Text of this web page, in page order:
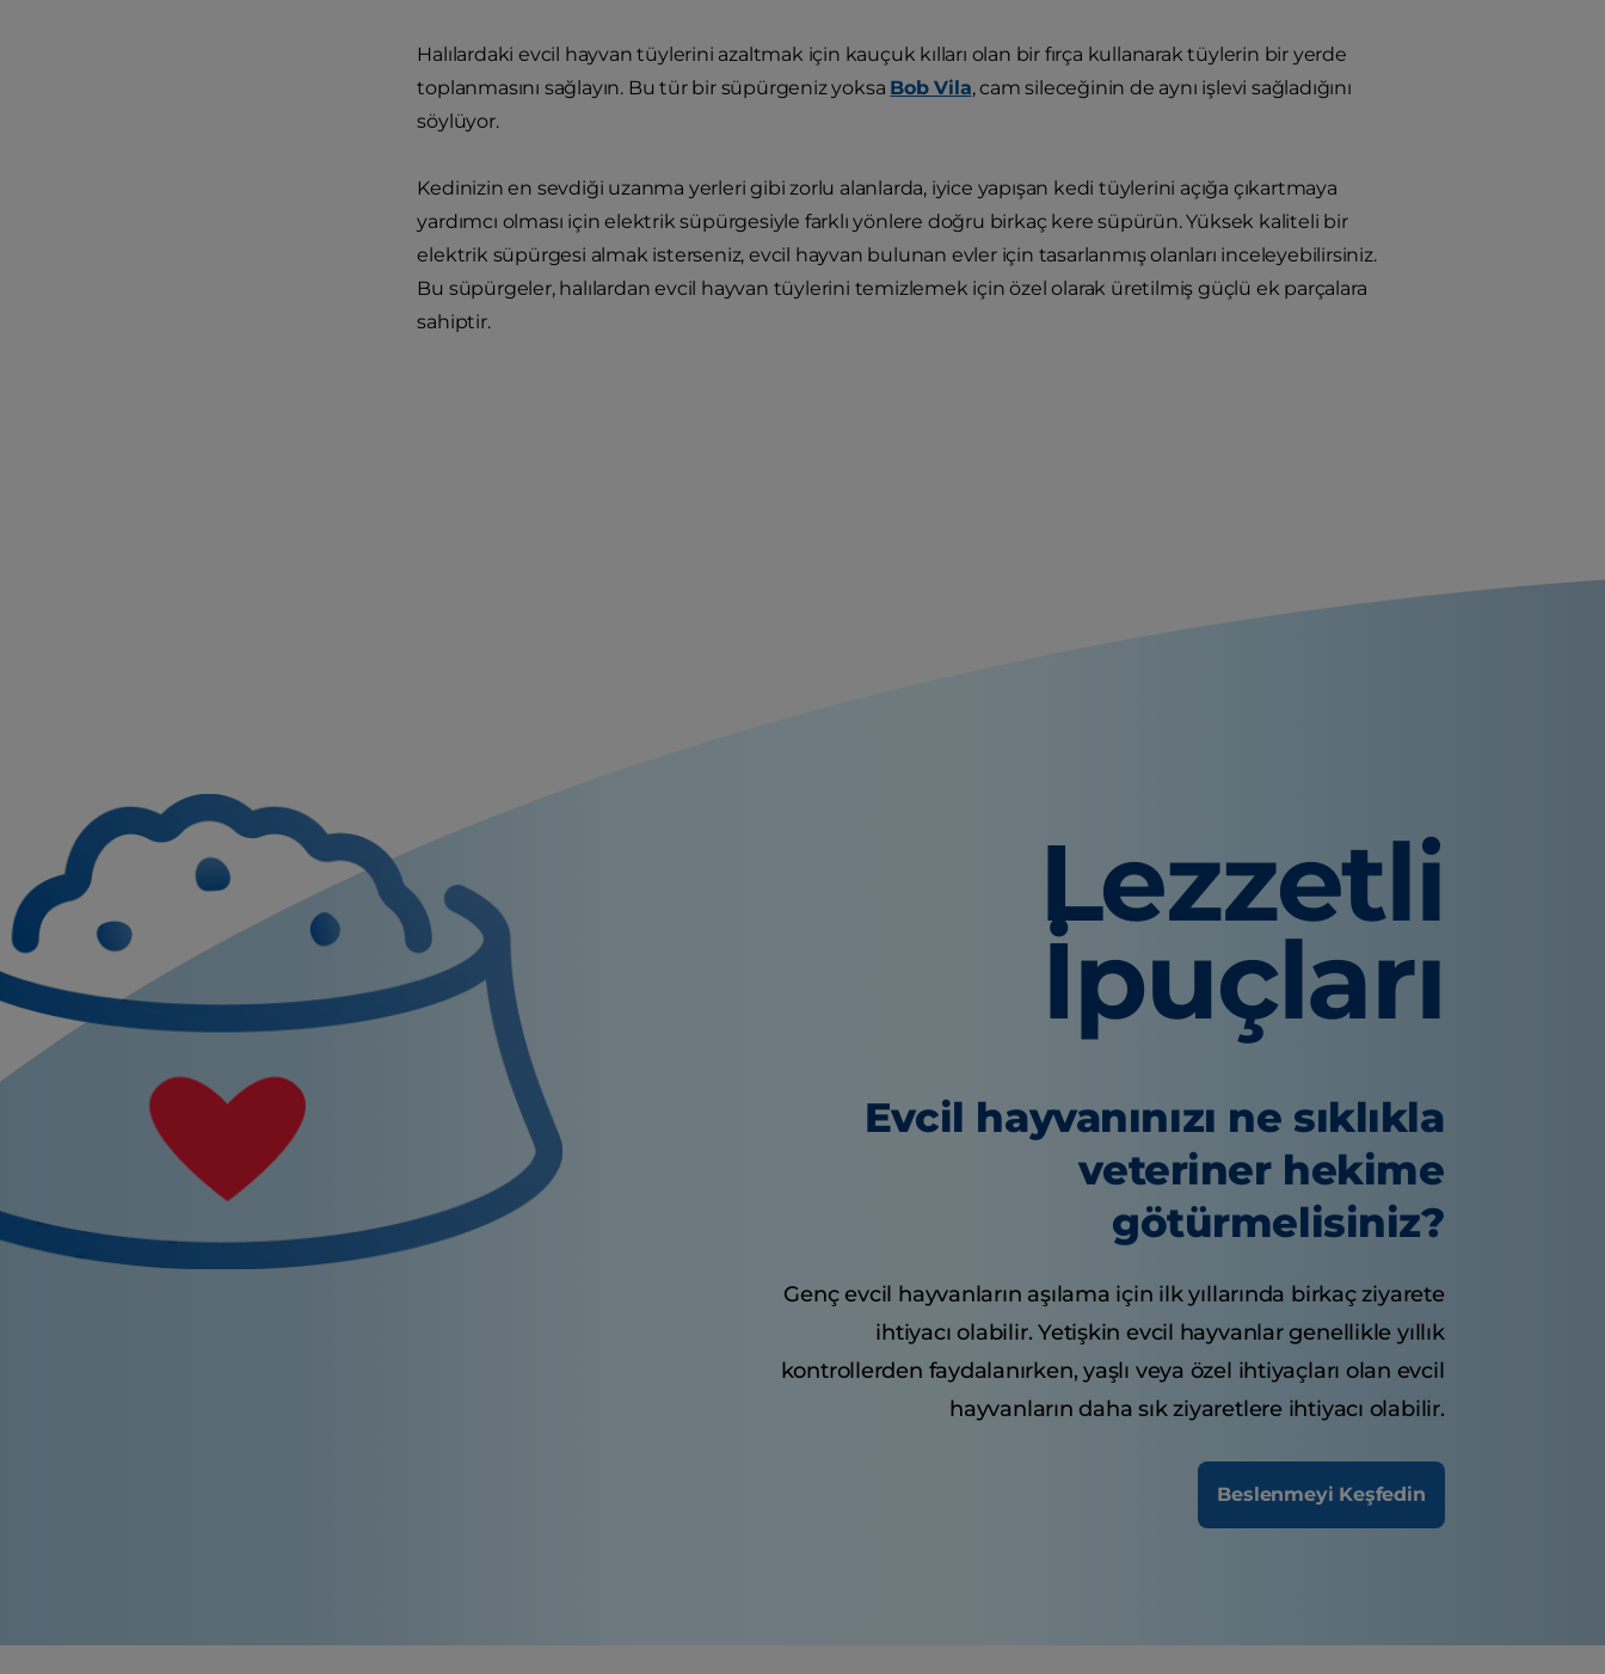
Halılardaki evcil hayvan tüylerini azaltmak için kauçuk kılları olan bir fırça kullanarak tüylerin bir yerde
toplanmasını sağlayın. Bu tür bir süpürgeniz yoksa Bob Vila, cam sileceğinin de aynı işlevi sağladığını
söylüyor.
Kedinizin en sevdiği uzanma yerleri gibi zorlu alanlarda, iyice yapışan kedi tüylerini açığa çıkartmaya
yardımcı olması için elektrik süpürgesiyle farklı yönlere doğru birkaç kere süpürün. Yüksek kaliteli bir
elektrik süpürgesi almak isterseniz, evcil hayvan bulunan evler için tasarlanmış olanları inceleyebilirsiniz.
Bu süpürgeler, halılardan evcil hayvan tüylerini temizlemek için özel olarak üretilmiş güçlü ek parçalara
sahiptir.
Lezzetli
İpuçları
Evcil hayvanınızı ne sıklıkla
veteriner hekime
götürmelisiniz?
Genç evcil hayvanların aşılama için ilk yıllarında birkaç ziyarete
ihtiyacı olabilir. Yetişkin evcil hayvanlar genellikle yıllık
kontrollerden faydalanırken, yaşlı veya özel ihtiyaçları olan evcil
hayvanların daha sık ziyaretlere ihtiyacı olabilir.
Beslenmeyi Keşfedin